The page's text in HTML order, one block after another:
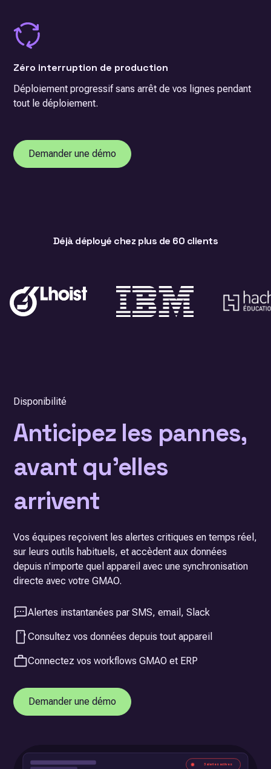
Zéro interruption de production
Déploiement progressif sans arrêt de vos lignes pendant
tout le déploiement.
Demander une démo
Déjà déployé chez plus de 60 clients
Disponibilité
Anticipez les pannes,
avant qu’elles
arrivent
Vos équipes reçoivent les alertes critiques en temps réel,
sur leurs outils habituels, et accèdent aux données
depuis n'importe quel appareil avec une synchronisation
directe avec votre GMAO.
Alertes instantanées par SMS, email, Slack
Consultez vos données depuis tout appareil
Connectez vos workflows GMAO et ERP
Demander une démo